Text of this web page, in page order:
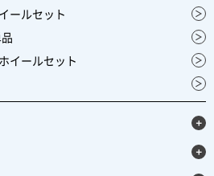
ールセット
イールセット